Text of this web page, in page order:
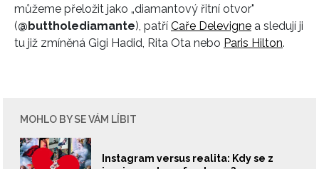
můžeme přeložit jako „diamantový řitní otvor"
(@buttholediamante), patří Caře Delevigne a sledují ji
tu již zmíněná Gigi Hadid, Rita Ota nebo Paris Hilton.
MOHLO BY SE VÁM LÍBIT
Instagram versus realita: Kdy se z